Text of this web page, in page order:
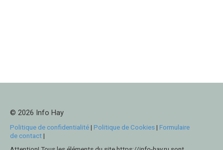
© 2026 Info Hay
Politique de confidentialité| Politique de Cookies| Formulaire
de contact|